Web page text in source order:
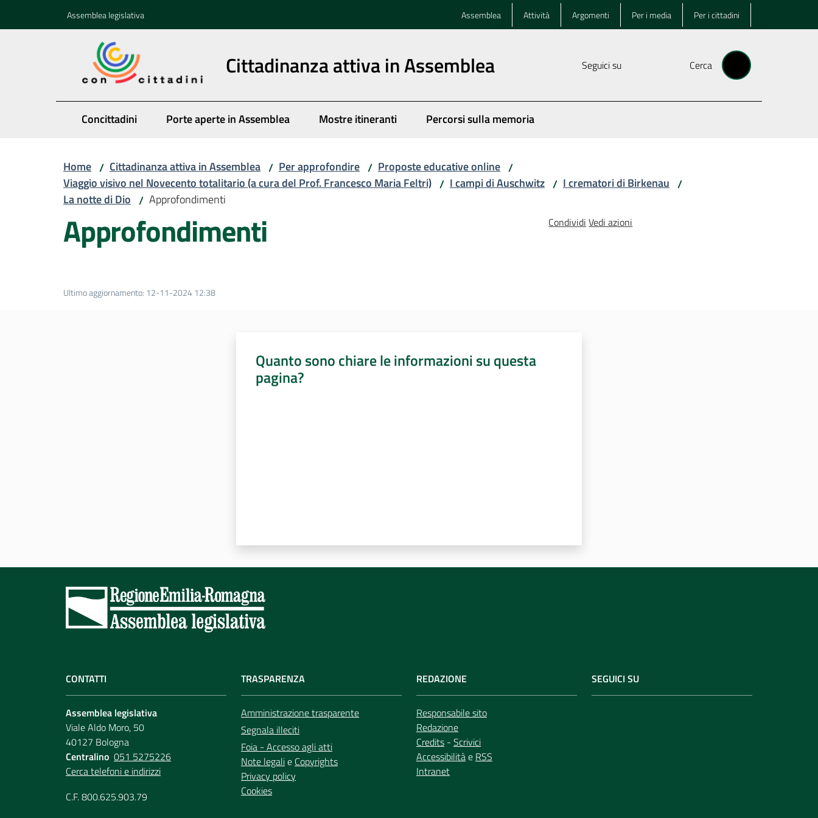
Assemblea legislativa Assemblea Attività Argomenti Per i media Per i cittadini
Cittadinanza attiva in Assemblea Seguici su Cerca
Concittadini Porte aperte in Assemblea Mostre itineranti Percorsi sulla memoria
Home / Cittadinanza attiva in Assemblea / Per approfondire / Proposte educative online /
Viaggio visivo nel Novecento totalitario (a cura del Prof. Francesco Maria Feltri) / I campi di Auschwitz / I crematori di Birkenau /
La notte di Dio / Approfondimenti
Approfondimenti Condividi Vedi azioni
Ultimo aggiornamento: 12-11-2024 12:38
Quanto sono chiare le informazioni su questa
pagina?
CONTATTI
Assemblea legislativa
Viale Aldo Moro, 50
40127 Bologna
Centralino 051 5275226
Cerca telefoni e indirizzi
C.F. 800.625.903.79
TRASPARENZA
Amministrazione trasparente
Segnala illeciti
Foia - Accesso agli atti
Note legalie Copyrights
Privacy policy
Cookies
REDAZIONE
Responsabile sito
Redazione
Credits - Scrivici
Accessibilitàe RSS
Intranet
SEGUICI SU